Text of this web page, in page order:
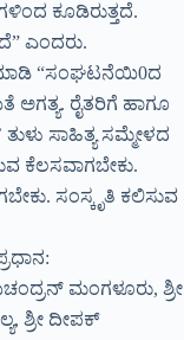
ಕೂಡಿರುತ್ತದೆ.
ಎಂದರು.
ಮಾಡಿ “ಸಂಘಟನೆಯಿ0ದ
ರೈತರಿಗೆ ಹಾಗೂ
ಸಾಹಿತ್ಯ ಸಮ್ಮೇಳದ
ಕೆಲಸವಾಗಬೇಕು.
ಸಂಸ್ಕೃತಿ ಕಲಿಸುವ
ಮಂಗಳೂರು, ಶ್ರೀ
ಶ್ರೀ ದೀಪಕ್